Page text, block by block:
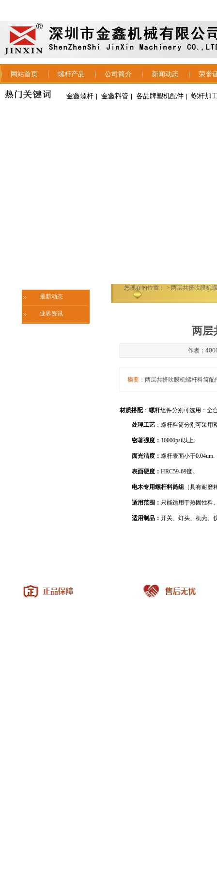
金鑫螺杆 金鑫料管 各品牌塑机配件 螺杆加
网站首页 螺杆产品 公司简介 新闻动态 荣誉
您现在的位置： > 两层共挤吹膜机
最新动态
业界资讯
两层
作者：
摘要： 两层共挤吹膜机螺杆料筒配
材质搭配： 螺杆组件分别可选用：全
处理工艺 ：螺杆料筒分别可采
密著强度： 10000psi以上.
面光洁度： 螺杆表面小于0.04um.
表面硬度： HRC59-69度。
电木专用螺杆料筒组 （具有耐磨
适用范围： 只能适用于热固性料
适用制品： 开关、灯头、机壳、
给我留言